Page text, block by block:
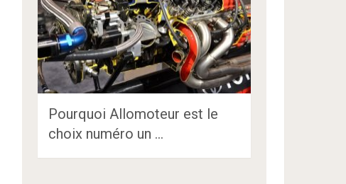
Pourquoi Allomoteur est le
choix numéro un …